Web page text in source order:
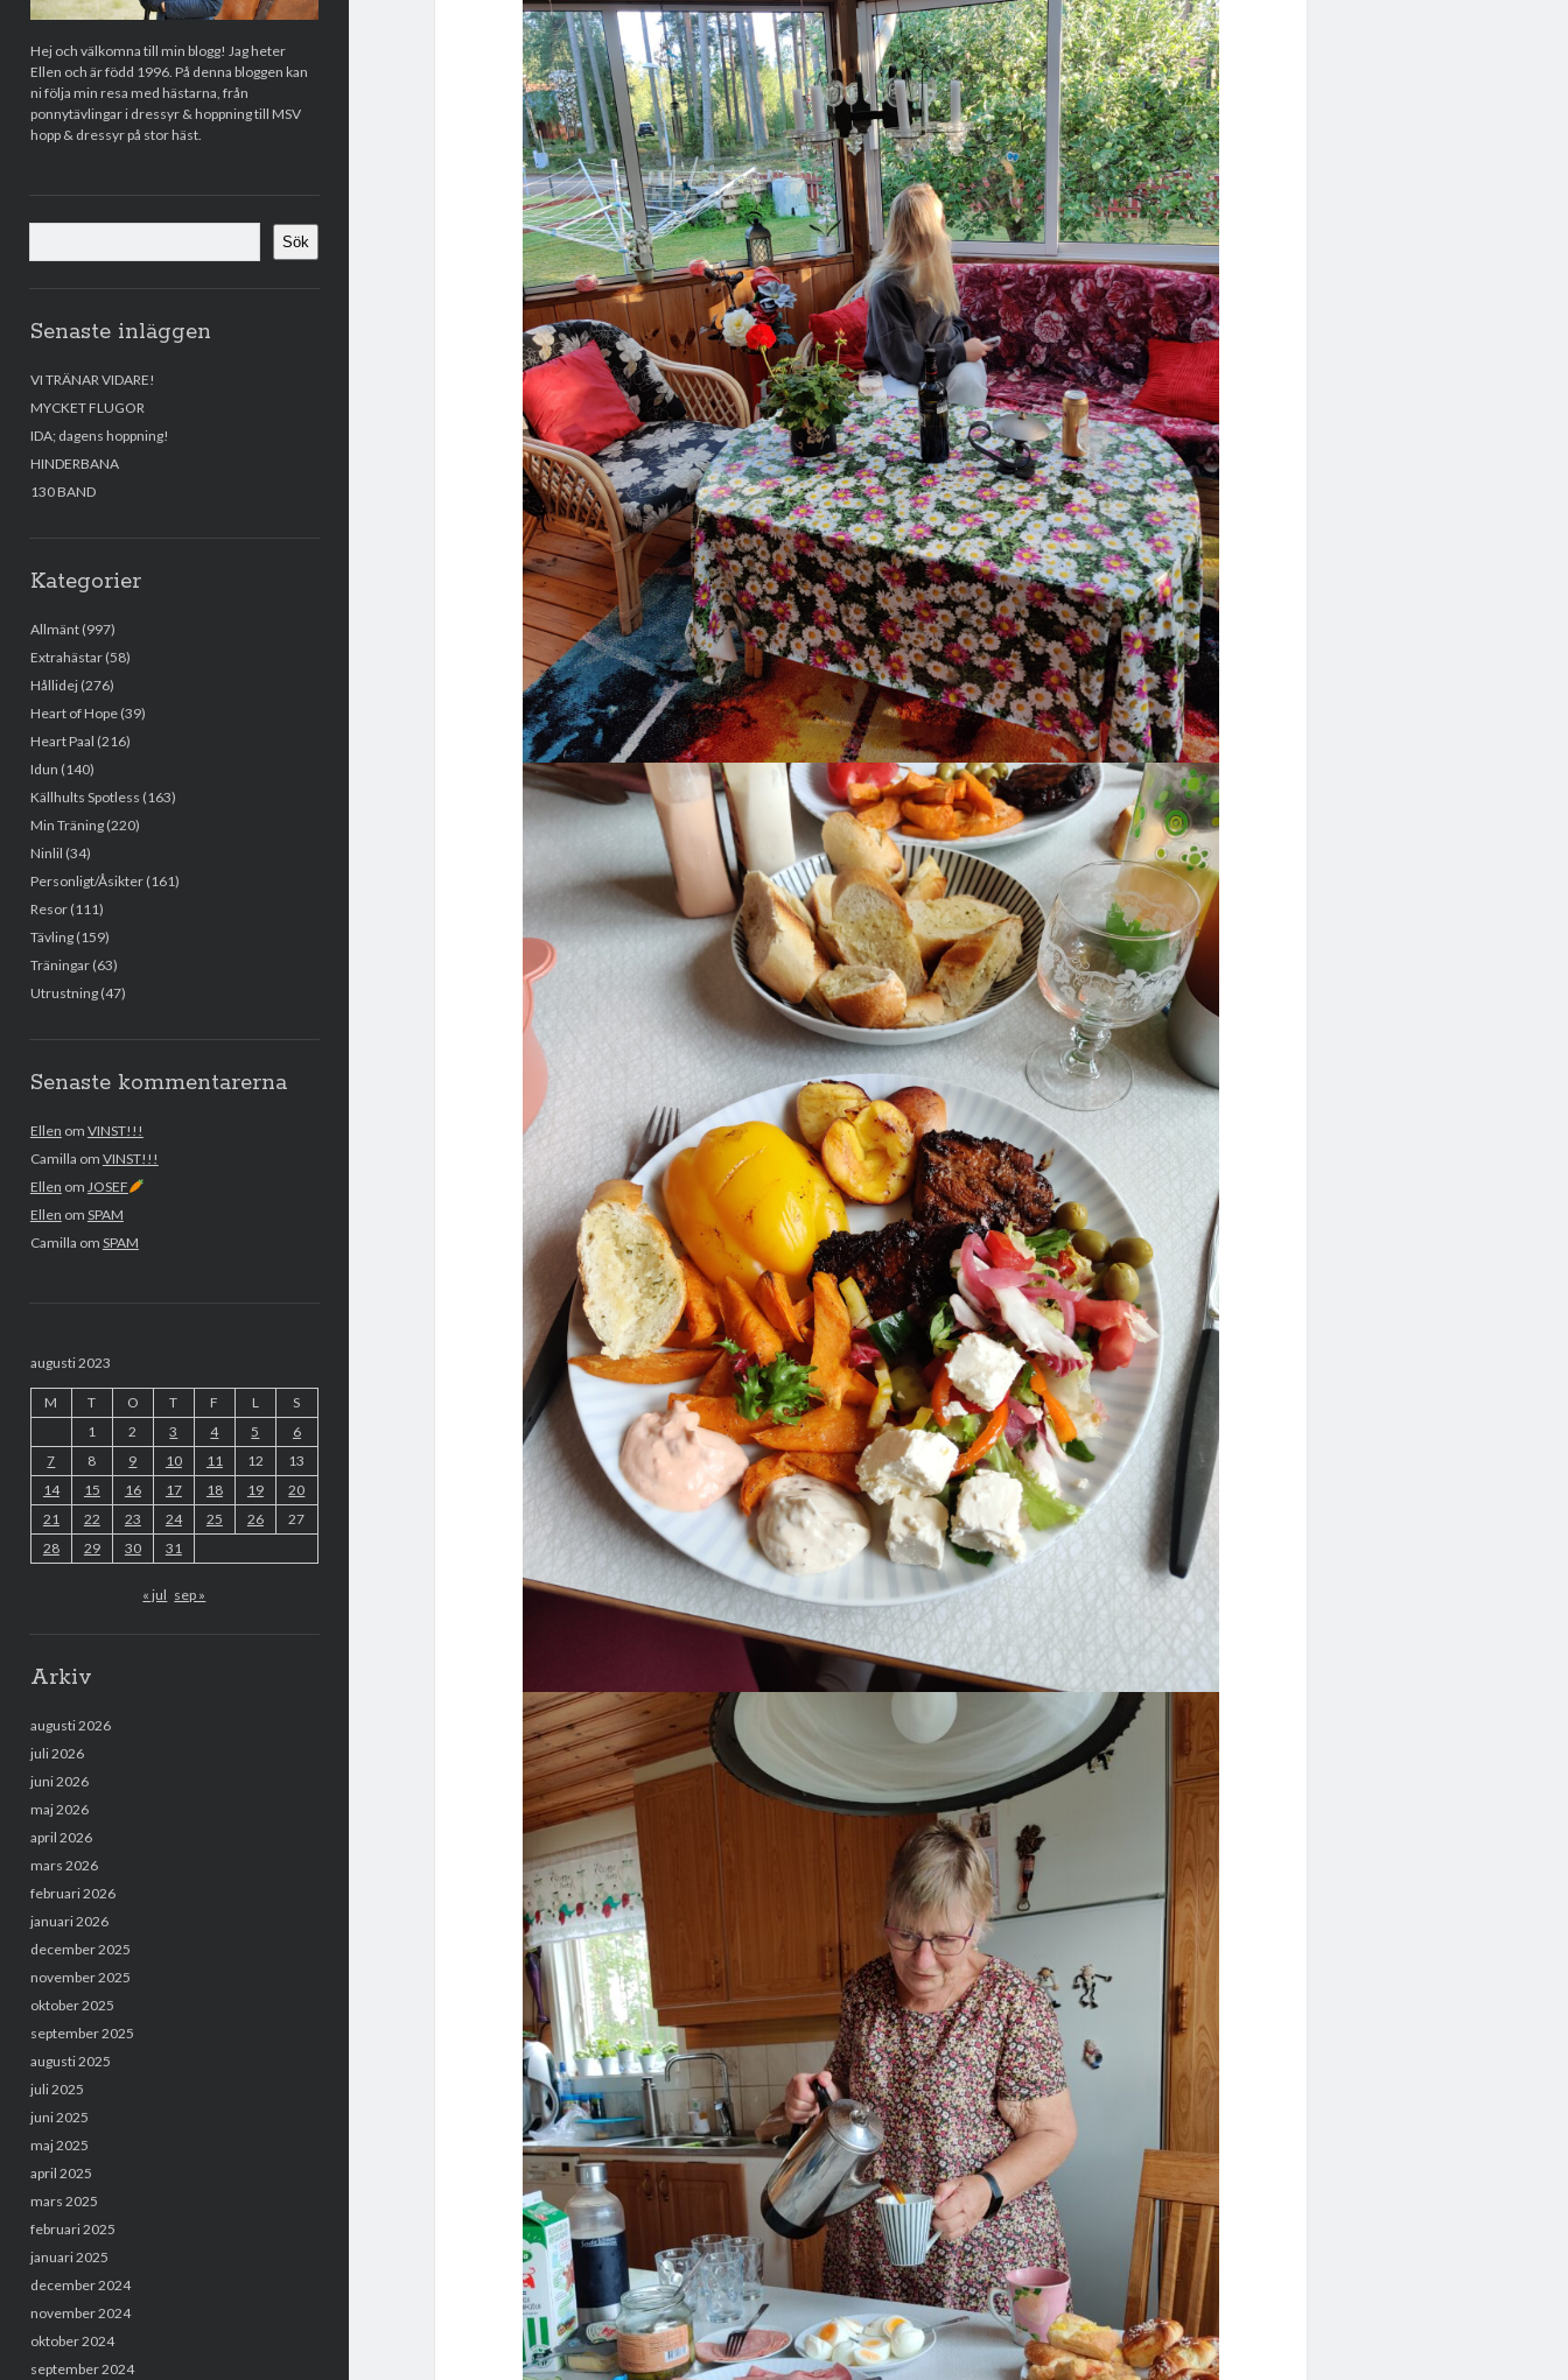
Hej och välkomna till min blogg! Jag heter
Ellen och är född 1996. På denna bloggen kan
ni följa min resa med hästarna, från
ponnytävlingar i dressyr & hoppning till MSV
hopp & dressyr på stor häst.
Sök
Senaste inläggen
VI TRÄNAR VIDARE!
MYCKET FLUGOR
IDA; dagens hoppning!
HINDERBANA
130 BAND
Kategorier
Allmänt(997)
Extrahästar(58)
Hållidej(276)
Heart of Hope(39)
Heart Paal (216)
Idun (140)
Källhults Spotless (163)
Min Träning(220)
Ninlil (34)
Personligt/Åsikter(161)
Resor(111)
Tävling(159)
Träningar(63)
Utrustning(47)
Senaste kommentarerna
Ellen om VINST!!!
Camilla om VINST!!!
Ellen om JOSEF
Ellen om SPAM
Camilla om SPAM
augusti 2023
M T O T F L
S
1
2 3 4 5
6
7
8 9 10 11 12
13
14
15 16 17 18 19
20
21
22 23 24 25 26
27
28
29 30 31
« jul sep »
Arkiv
augusti 2026
juli 2026
juni 2026
maj 2026
april 2026
mars 2026
februari 2026
januari 2026
december 2025
november 2025
oktober 2025
september 2025
augusti 2025
juli 2025
juni 2025
maj 2025
april 2025
mars 2025
februari 2025
januari 2025
december 2024
november 2024
oktober 2024
september 2024